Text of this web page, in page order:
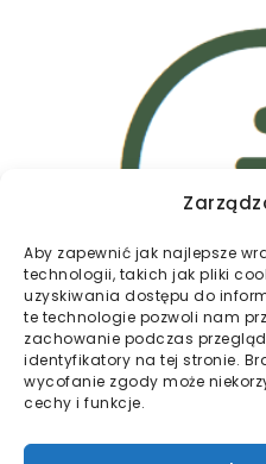
Aby zapewnić jak najlepsze
technologii, takich jak pliki
uzyskiwania dostępu do
te technologie pozwoli nam
zachowanie podczas
identyfikatory na tej stronie.
wycofanie zgody może
cechy i funkcje.
OGŁOSZENIA SPÓŁDZIELNI